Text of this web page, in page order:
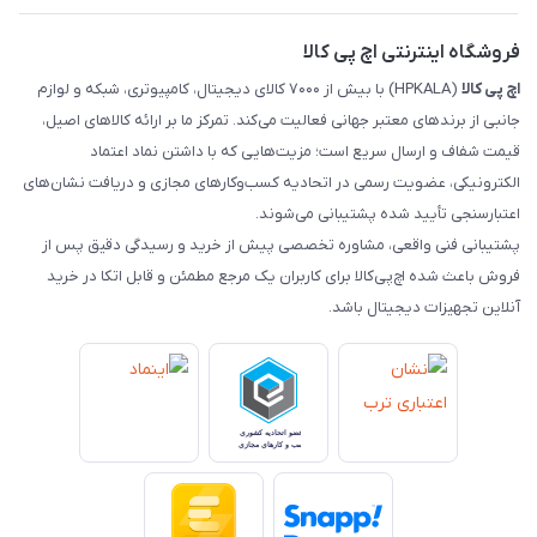
رهگیری مرسولات ماهکس
فروشگاه اینترنتی اچ پی کالا
اچ‌ پی‌ کالا
(HPKALA) با بیش از ۷۰۰۰ کالای دیجیتال، کامپیوتری، شبکه و لوازم
جانبی از برندهای معتبر جهانی فعالیت می‌کند. تمرکز ما بر ارائه کالاهای اصیل،
قیمت شفاف و ارسال سریع است؛ مزیت‌هایی که با داشتن نماد اعتماد
الکترونیکی، عضویت رسمی در اتحادیه کسب‌وکارهای مجازی و دریافت نشان‌های
اعتبارسنجی تأیید شده پشتیبانی می‌شوند.
پشتیبانی فنی واقعی، مشاوره تخصصی پیش از خرید و رسیدگی دقیق پس از
فروش باعث شده اچ‌پی‌کالا برای کاربران یک مرجع مطمئن و قابل اتکا در خرید
آنلاین تجهیزات دیجیتال باشد.